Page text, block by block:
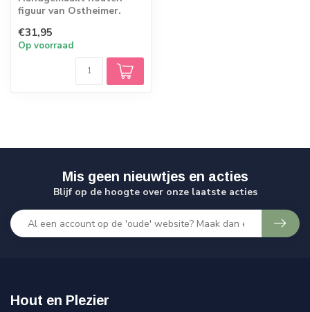
figuur van Ostheimer.
€31,95
Op voorraad
Mis geen nieuwtjes en acties
Blijf op de hoogte over onze laatste acties
Hout en Plezier